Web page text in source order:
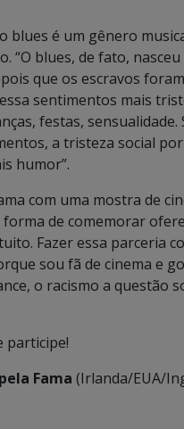
é um gênero
blues, de fato,
que os escravos
sentimentos mais
festas, sensualidade.
a tristeza social
humor”.
com uma mostra de
de comemorar
Fazer essa parceria
sou fã de cinema e
o racismo a questão
participe!
Fama (Irlanda/EUA/